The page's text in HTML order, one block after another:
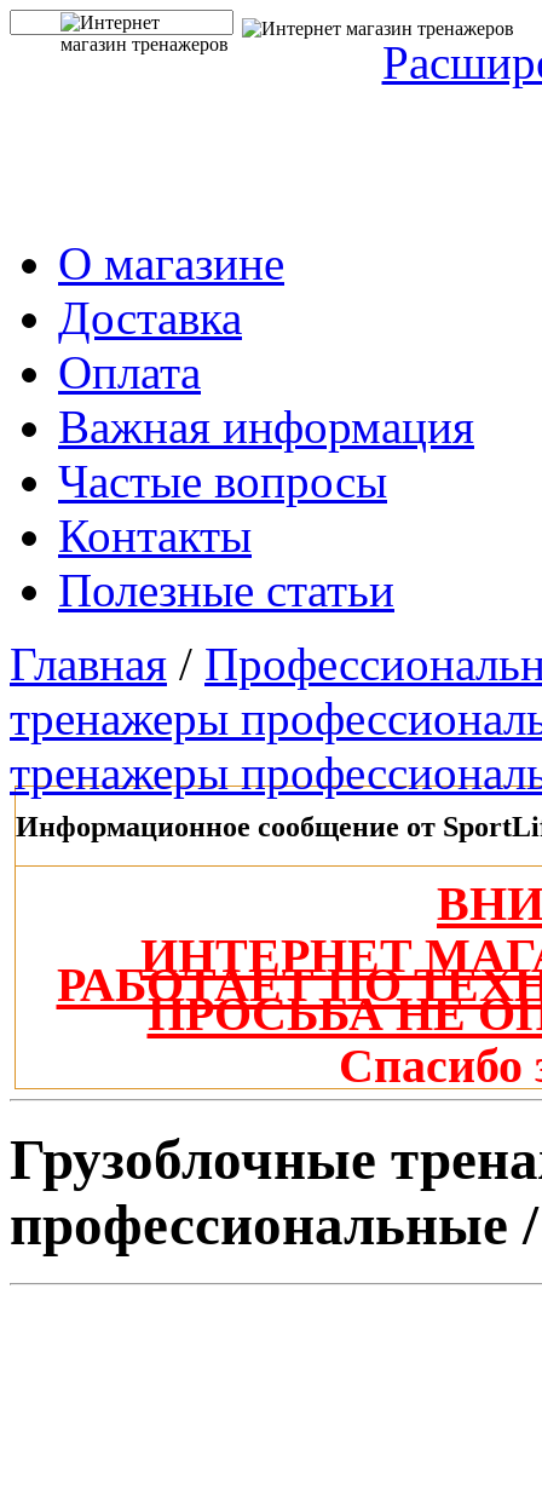
О магазине
Доставка
Оплата
Важная информация
Частые вопросы
Контакты
Полезные статьи
Главная /
тренажеры
тренажеры
Информационное сообщение от
ИНТЕРНЕТ
РАБОТАЕТ ПО
ПРОСЬБА НЕ
Спасибо
Грузоблочные
профессиональные